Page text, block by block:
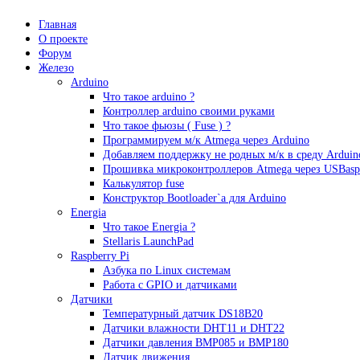
Главная
О проекте
Форум
Железо
Arduino
Что такое аrduino ?
Контроллер arduino своими руками
Что такое фьюзы ( Fuse ) ?
Программируем м/к Atmega через Arduino
Добавляем поддержку не родных м/к в среду
Прошивка микроконтроллеров Atmega через USBasp
Калькулятор fuse
Конструктор Bootloader`а для Arduino
Energia
Что такое Energia ?
Stellaris LaunchPad
Raspberry Pi
Азбука по Linux системам
Работа с GPIO и датчиками
Датчики
Температурный датчик DS18B20
Датчики влажности DHT11 и DHT22
Датчики давления BMP085 и BMP180
Датчик движения